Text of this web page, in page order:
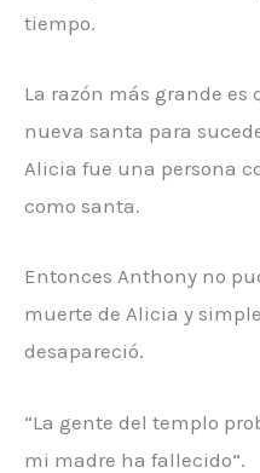
tiempo.
La razón más grande
nueva santa para
Alicia fue una persona
como santa.
Entonces Anthony no
muerte de Alicia y
desapareció.
“La gente del templo
mi madre ha fallecido”.